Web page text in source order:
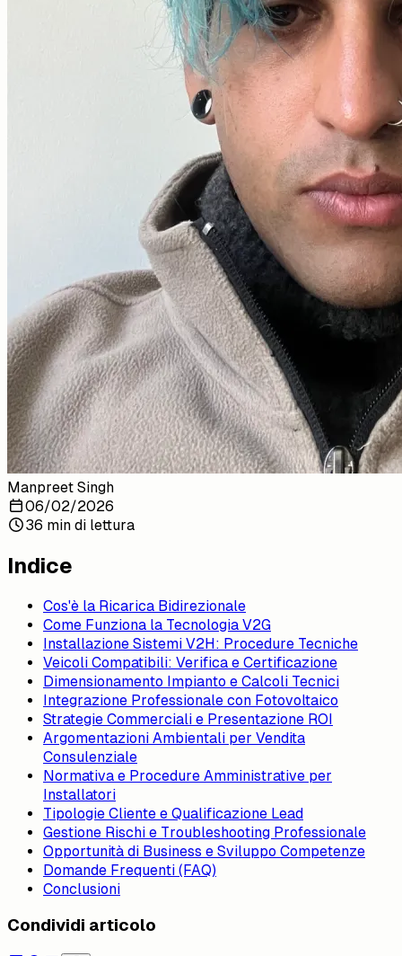
Manpreet Singh
06/02/2026
36 min di lettura
Indice
Cos'è la Ricarica Bidirezionale
Come Funziona la Tecnologia V2G
Installazione Sistemi V2H: Procedure Tecniche
Veicoli Compatibili: Verifica e Certificazione
Dimensionamento Impianto e Calcoli Tecnici
Integrazione Professionale con Fotovoltaico
Strategie Commerciali e Presentazione ROI
Argomentazioni Ambientali per Vendita
Consulenziale
Normativa e Procedure Amministrative per
Installatori
Tipologie Cliente e Qualificazione Lead
Gestione Rischi e Troubleshooting Professionale
Opportunità di Business e Sviluppo Competenze
Domande Frequenti (FAQ)
Conclusioni
Condividi articolo